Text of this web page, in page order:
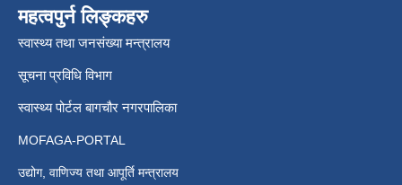
महत्वपुर्न लिङ्कहरु
स्वास्थ्य तथा जनसंख्या मन्त्रालय
सूचना प्रविधि विभाग
स्वास्थ्य पोर्टल बागचौर नगरपालिका
MOFAGA-PORTAL
उद्योग, वाणिज्य तथा आपूर्ति मन्त्रालय